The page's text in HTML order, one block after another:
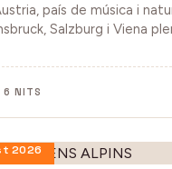
país de música i
Salzburg i Viena
6 NITS
2026